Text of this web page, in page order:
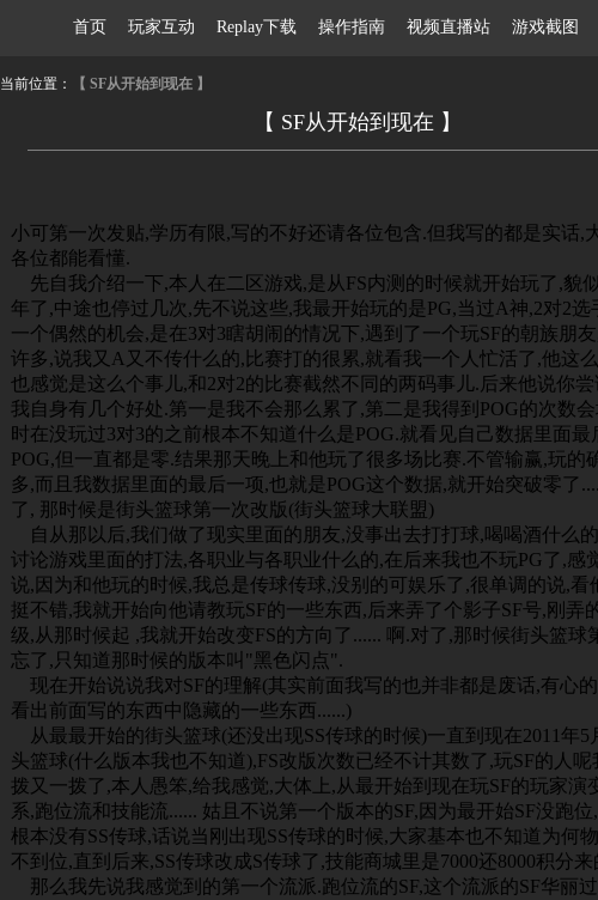
首页 玩家互动 Replay下载 操作指南 视频直播站 游戏截图
当前位置： 【 SF从开始到现在 】
【 SF从开始到现在 】
小可第一次发贴,学历有限,写的不好还请各位包含.但我写的都是实话,
各位都能看懂.
先自我介绍一下,本人在二区游戏,是从FS内测的时候就开始玩了,貌
年了,中途也停过几次,先不说这些,我最开始玩的是PG,当过A神,2对2选
一个偶然的机会,是在3对3瞎胡闹的情况下,遇到了一个玩SF的朝族朋
许多,说我又A又不传什么的,比赛打的很累,就看我一个人忙活了,他这
也感觉是这么个事儿,和2对2的比赛截然不同的两码事儿.后来他说你尝
我自身有几个好处.第一是我不会那么累了,第二是我得到POG的次数
时在没玩过3对3的之前根本不知道什么是POG.就看见自己数据里面最
POG,但一直都是零.结果那天晚上和他玩了很多场比赛.不管输赢,玩的
多,而且我数据里面的最后一项,也就是POG这个数据,就开始突破零了
了, 那时候是街头篮球第一次改版(街头篮球大联盟)
自从那以后,我们做了现实里面的朋友,没事出去打打球,喝喝酒什么
讨论游戏里面的打法,各职业与各职业什么的,在后来我也不玩PG了,感
说,因为和他玩的时候,我总是传球传球,没别的可娱乐了,很单调的说,看
挺不错,我就开始向他请教玩SF的一些东西,后来弄了个影子SF号,刚弄
级,从那时候起 ,我就开始改变FS的方向了...... 啊.对了,那时候街头篮球
忘了,只知道那时候的版本叫"黑色闪点".
现在开始说说我对SF的理解(其实前面我写的也并非都是废话,有心
看出前面写的东西中隐藏的一些东西......)
从最最开始的街头篮球(还没出现SS传球的时候)一直到现在2011年5
头篮球(什么版本我也不知道),FS改版次数已经不计其数了,玩SF的人呢
拨又一拨了,本人愚笨,给我感觉,大体上,从最开始到现在玩SF的玩家演
系,跑位流和技能流...... 姑且不说第一个版本的SF,因为最开始SF没跑
根本没有SS传球,话说当刚出现SS传球的时候,大家基本也不知道为何
不到位,直到后来,SS传球改成S传球了,技能商城里是7000还8000积分来
那么我先说我感觉到的第一个流派.跑位流的SF,这个流派的SF华丽